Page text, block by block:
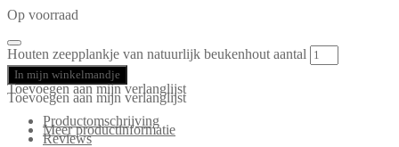
Op voorraad
Houten zeepplankje van natuurlijk beukenhout aantal
In mijn winkelmandje
Toevoegen aan mijn verlanglijst
Toevoegen aan mijn verlanglijst
Productomschrijving
Meer productinformatie
Reviews